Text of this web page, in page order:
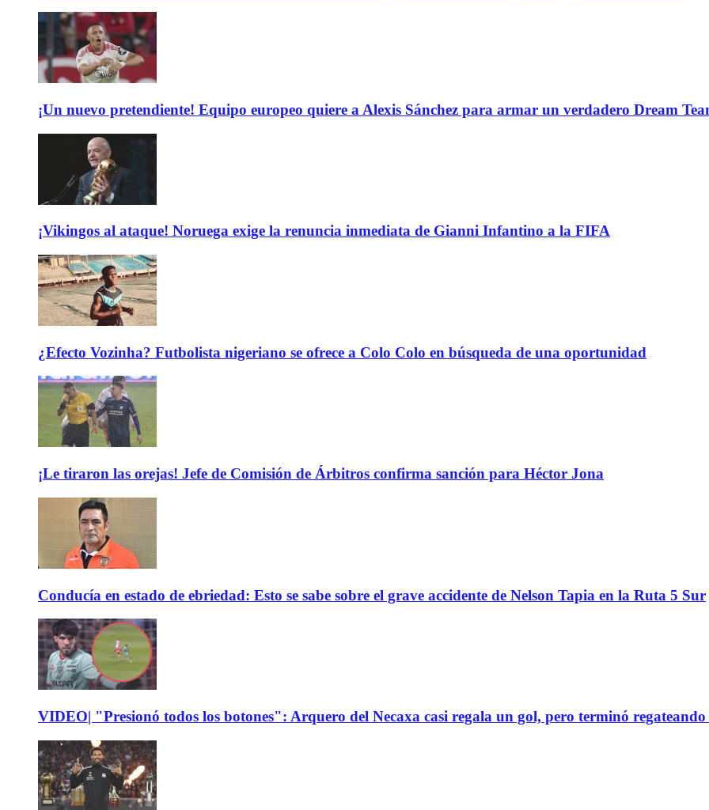
¡Un nuevo pretendiente! Equipo europeo quiere a Alexis Sánchez para armar un verdadero Dream
¡Vikingos al ataque! Noruega exige la renuncia inmediata de Gianni Infantino a la FIFA
¿Efecto Vozinha? Futbolista nigeriano se ofrece a Colo Colo en búsqueda de una oportunidad
¡Le tiraron las orejas! Jefe de Comisión de Árbitros confirma sanción para Héctor Jona
Conducía en estado de ebriedad: Esto se sabe sobre el grave accidente de Nelson Tapia en la Ruta 5 Sur
VIDEO| "Presionó todos los botones": Arquero del Necaxa casi regala un gol, pero terminó